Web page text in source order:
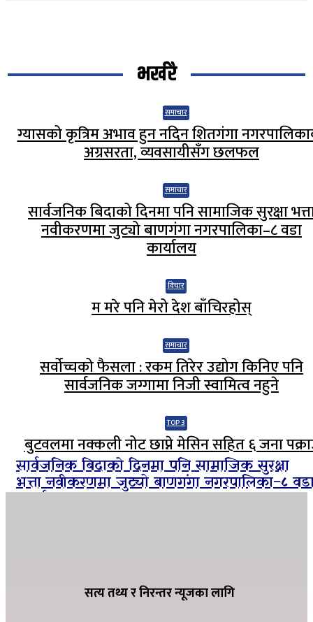
भर्खरै
समाचार
ग्यासको कृत्रिम अभाव हुन नदिन शितगंगा
अग्रसरता, व्यवसायीसँग छलफल
समाचार
सार्वजनिक बिदाको दिनमा पनि सामाजिक सुरक्षा
नवीकरणमा जुट्यो बाणगंगा नगरपालिका–८ वडा
कार्यालय
विचार
म मरे पनि मेरो देश बाँचिरहोस्
समाचार
सर्वोच्चको फैसला : रकम तिरेर उद्योग किनिए पनि
सार्वजनिक जग्गामा निजी स्वामित्व नहुने
TOP 3
बुटवलमा नक्कली नोट छाप्ने मेसिन सहित ६ जना
सार्वजनिक बिदाको दिनमा पनि सामाजिक सुरक्षा
भत्ता नवीकरणमा जुट्यो बाणगंगा नगरपालिका–८
सत्य तथ्य र निरन्तर न्यूजका लागि